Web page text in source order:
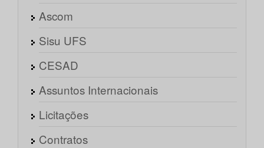
Ascom
Sisu UFS
CESAD
Assuntos Internacionais
Licitações
Contratos